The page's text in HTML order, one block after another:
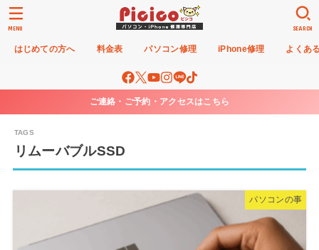
はじめての方へ 料金表 パソコン修理 iPhone修理 よくあ
SEARCH
MENU
ご連絡・ご予約・アクセスはこちら
リムーバブルSSD
パソコンの事